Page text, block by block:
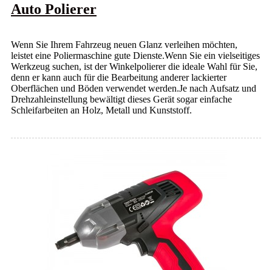
Auto Polierer
Wenn Sie Ihrem Fahrzeug neuen Glanz verleihen möchten,
leistet eine Poliermaschine gute Dienste.Wenn Sie ein vielseitiges
Werkzeug suchen, ist der Winkelpolierer die ideale Wahl für Sie,
denn er kann auch für die Bearbeitung anderer lackierter
Oberflächen und Böden verwendet werden.Je nach Aufsatz und
Drehzahleinstellung bewältigt dieses Gerät sogar einfache
Schleifarbeiten an Holz, Metall und Kunststoff.